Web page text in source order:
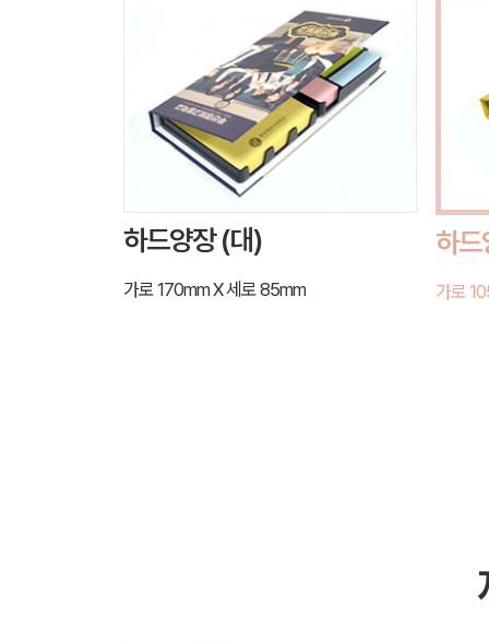
하드양장 (대)
가로 170mm X 세로 85mm
하드
가로